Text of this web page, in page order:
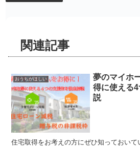
関連記事
おうちがほしい
夢のマイホ
得に使える
説
住宅取得をお考えの方にぜひ知っておい